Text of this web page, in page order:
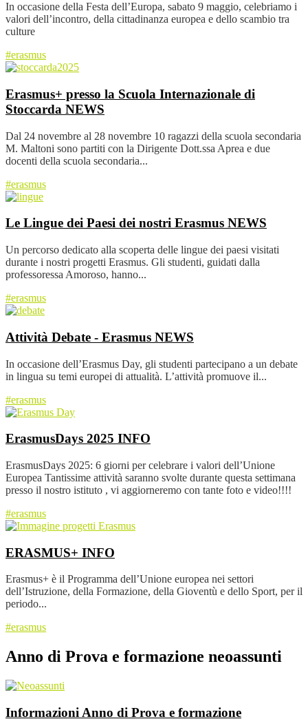
In occasione della Festa dell’Europa, sabato 9 maggio, celebriamo i
valori dell’incontro, della cittadinanza europea e dello scambio tra
culture
#erasmus
Erasmus+ presso la Scuola Internazionale di
Stoccarda NEWS
Dal 24 novembre al 28 novembre 10 ragazzi della scuola secondaria
M. Maltoni sono partiti con la Dirigente Dott.ssa Aprea e due
docenti della scuola secondaria...
#erasmus
Le Lingue dei Paesi dei nostri Erasmus NEWS
Un percorso dedicato alla scoperta delle lingue dei paesi visitati
durante i nostri progetti Erasmus. Gli studenti, guidati dalla
professoressa Amoroso, hanno...
#erasmus
Attività Debate - Erasmus NEWS
In occasione dell’Erasmus Day, gli studenti partecipano a un debate
in lingua su temi europei di attualità. L’attività promuove il...
#erasmus
ErasmusDays 2025 INFO
ErasmusDays 2025: 6 giorni per celebrare i valori dell’Unione
Europea Tantissime attività saranno svolte durante questa settimana
presso il nostro istituto , vi aggiorneremo con tante foto e video!!!!
#erasmus
ERASMUS+ INFO
Erasmus+ è il Programma dell’Unione europea nei settori
dell’Istruzione, della Formazione, della Gioventù e dello Sport, per il
periodo...
#erasmus
Anno di Prova e formazione neoassunti
Informazioni Anno di Prova e formazione